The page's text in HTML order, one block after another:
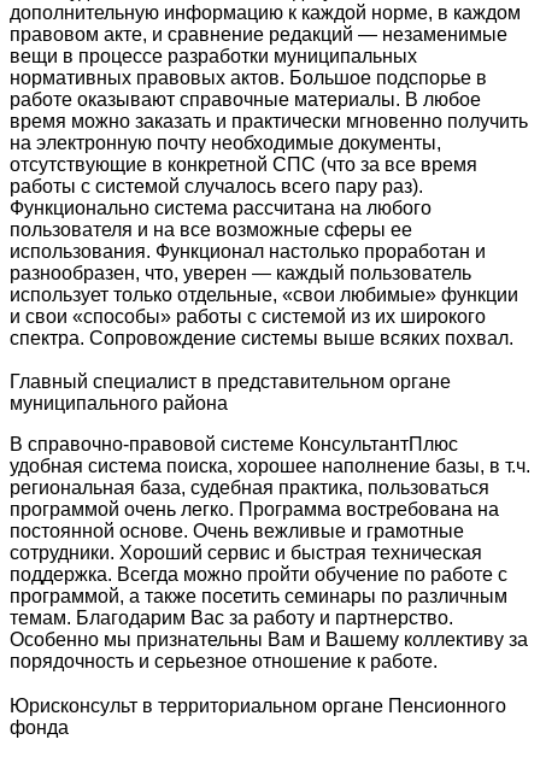
дополнительную информацию к каждой норме, в каждом
правовом акте, и сравнение редакций — незаменимые
вещи в процессе разработки муниципальных
нормативных правовых актов. Большое подспорье в
работе оказывают справочные материалы. В любое
время можно заказать и практически мгновенно получить
на электронную почту необходимые документы,
отсутствующие в конкретной СПС (что за все время
работы с системой случалось всего пару раз).
Функционально система рассчитана на любого
пользователя и на все возможные сферы ее
использования. Функционал настолько проработан и
разнообразен, что, уверен — каждый пользователь
использует только отдельные, «свои любимые» функции
и свои «способы» работы с системой из их широкого
спектра. Сопровождение системы выше всяких похвал.
Главный специалист в представительном органе
муниципального района
В справочно-правовой системе КонсультантПлюс
удобная система поиска, хорошее наполнение базы, в т.ч.
региональная база, судебная практика, пользоваться
программой очень легко. Программа востребована на
постоянной основе. Очень вежливые и грамотные
сотрудники. Хороший сервис и быстрая техническая
поддержка. Всегда можно пройти обучение по работе с
программой, а также посетить семинары по различным
темам. Благодарим Вас за работу и партнерство.
Особенно мы признательны Вам и Вашему коллективу за
порядочность и серьезное отношение к работе.
Юрисконсульт в территориальном органе Пенсионного
фонда